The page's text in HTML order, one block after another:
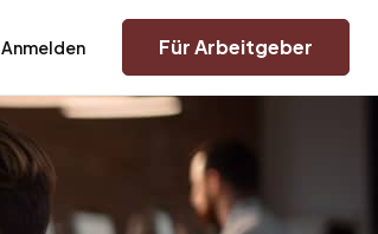
Anmelden Für Arbeitgeber